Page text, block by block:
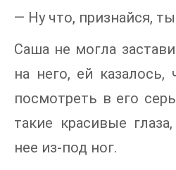
— Ну что, признайся,
Саша не могла
на него, ей казалось,
посмотреть в его
такие красивые
нее из-под ног.